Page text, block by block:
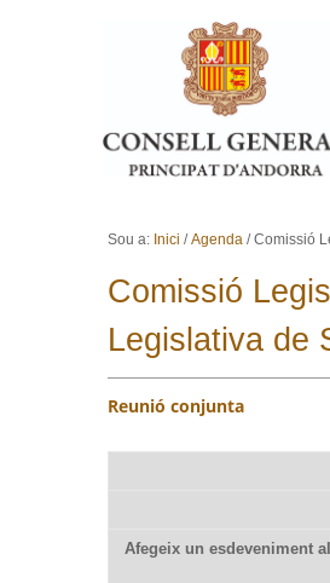
Ves al contingut.
Salta a la navegació
Sou a: Inici /Agenda /Comissió
Comissió
Legislativa de
Reunió conjunta
Afegeix un esdeveniment